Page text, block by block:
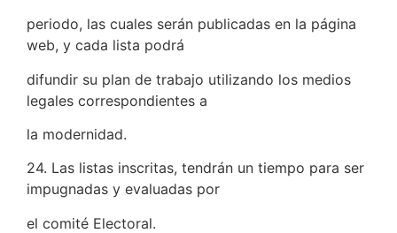
periodo, las cuales serán publicadas en la página
web, y cada lista podrá
difundir su plan de trabajo utilizando los medios
legales correspondientes a
la modernidad.
24. Las listas inscritas, tendrán un tiempo para ser
impugnadas y evaluadas por
el comité Electoral.